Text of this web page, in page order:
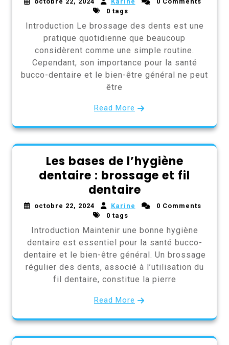
0 tags
Introduction Le brossage des dents est une
pratique quotidienne que beaucoup
considèrent comme une simple routine.
Cependant, son importance pour la santé
bucco-dentaire et le bien-être général ne peut
être
Read More
Les bases de l’hygiène
dentaire : brossage et fil
dentaire
octobre 22, 2024 Karine
0 Comments
0 tags
Introduction Maintenir une bonne hygiène
dentaire est essentiel pour la santé bucco-
dentaire et le bien-être général. Un brossage
régulier des dents, associé à l’utilisation du
fil dentaire, constitue la pierre
Read More